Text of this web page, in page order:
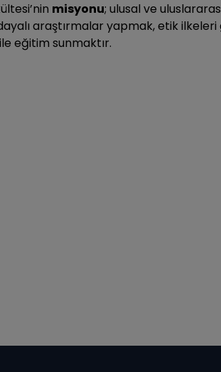
misyonu; ulusal ve
araştırmalar yapmak, etik
eğitim sunmaktır.